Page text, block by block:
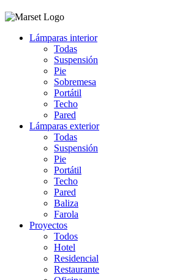
Lámparas interior
Todas
Suspensión
Pie
Sobremesa
Portátil
Techo
Pared
Lámparas exterior
Todas
Suspensión
Pie
Portátil
Techo
Pared
Baliza
Farola
Proyectos
Todos
Hotel
Residencial
Restaurante